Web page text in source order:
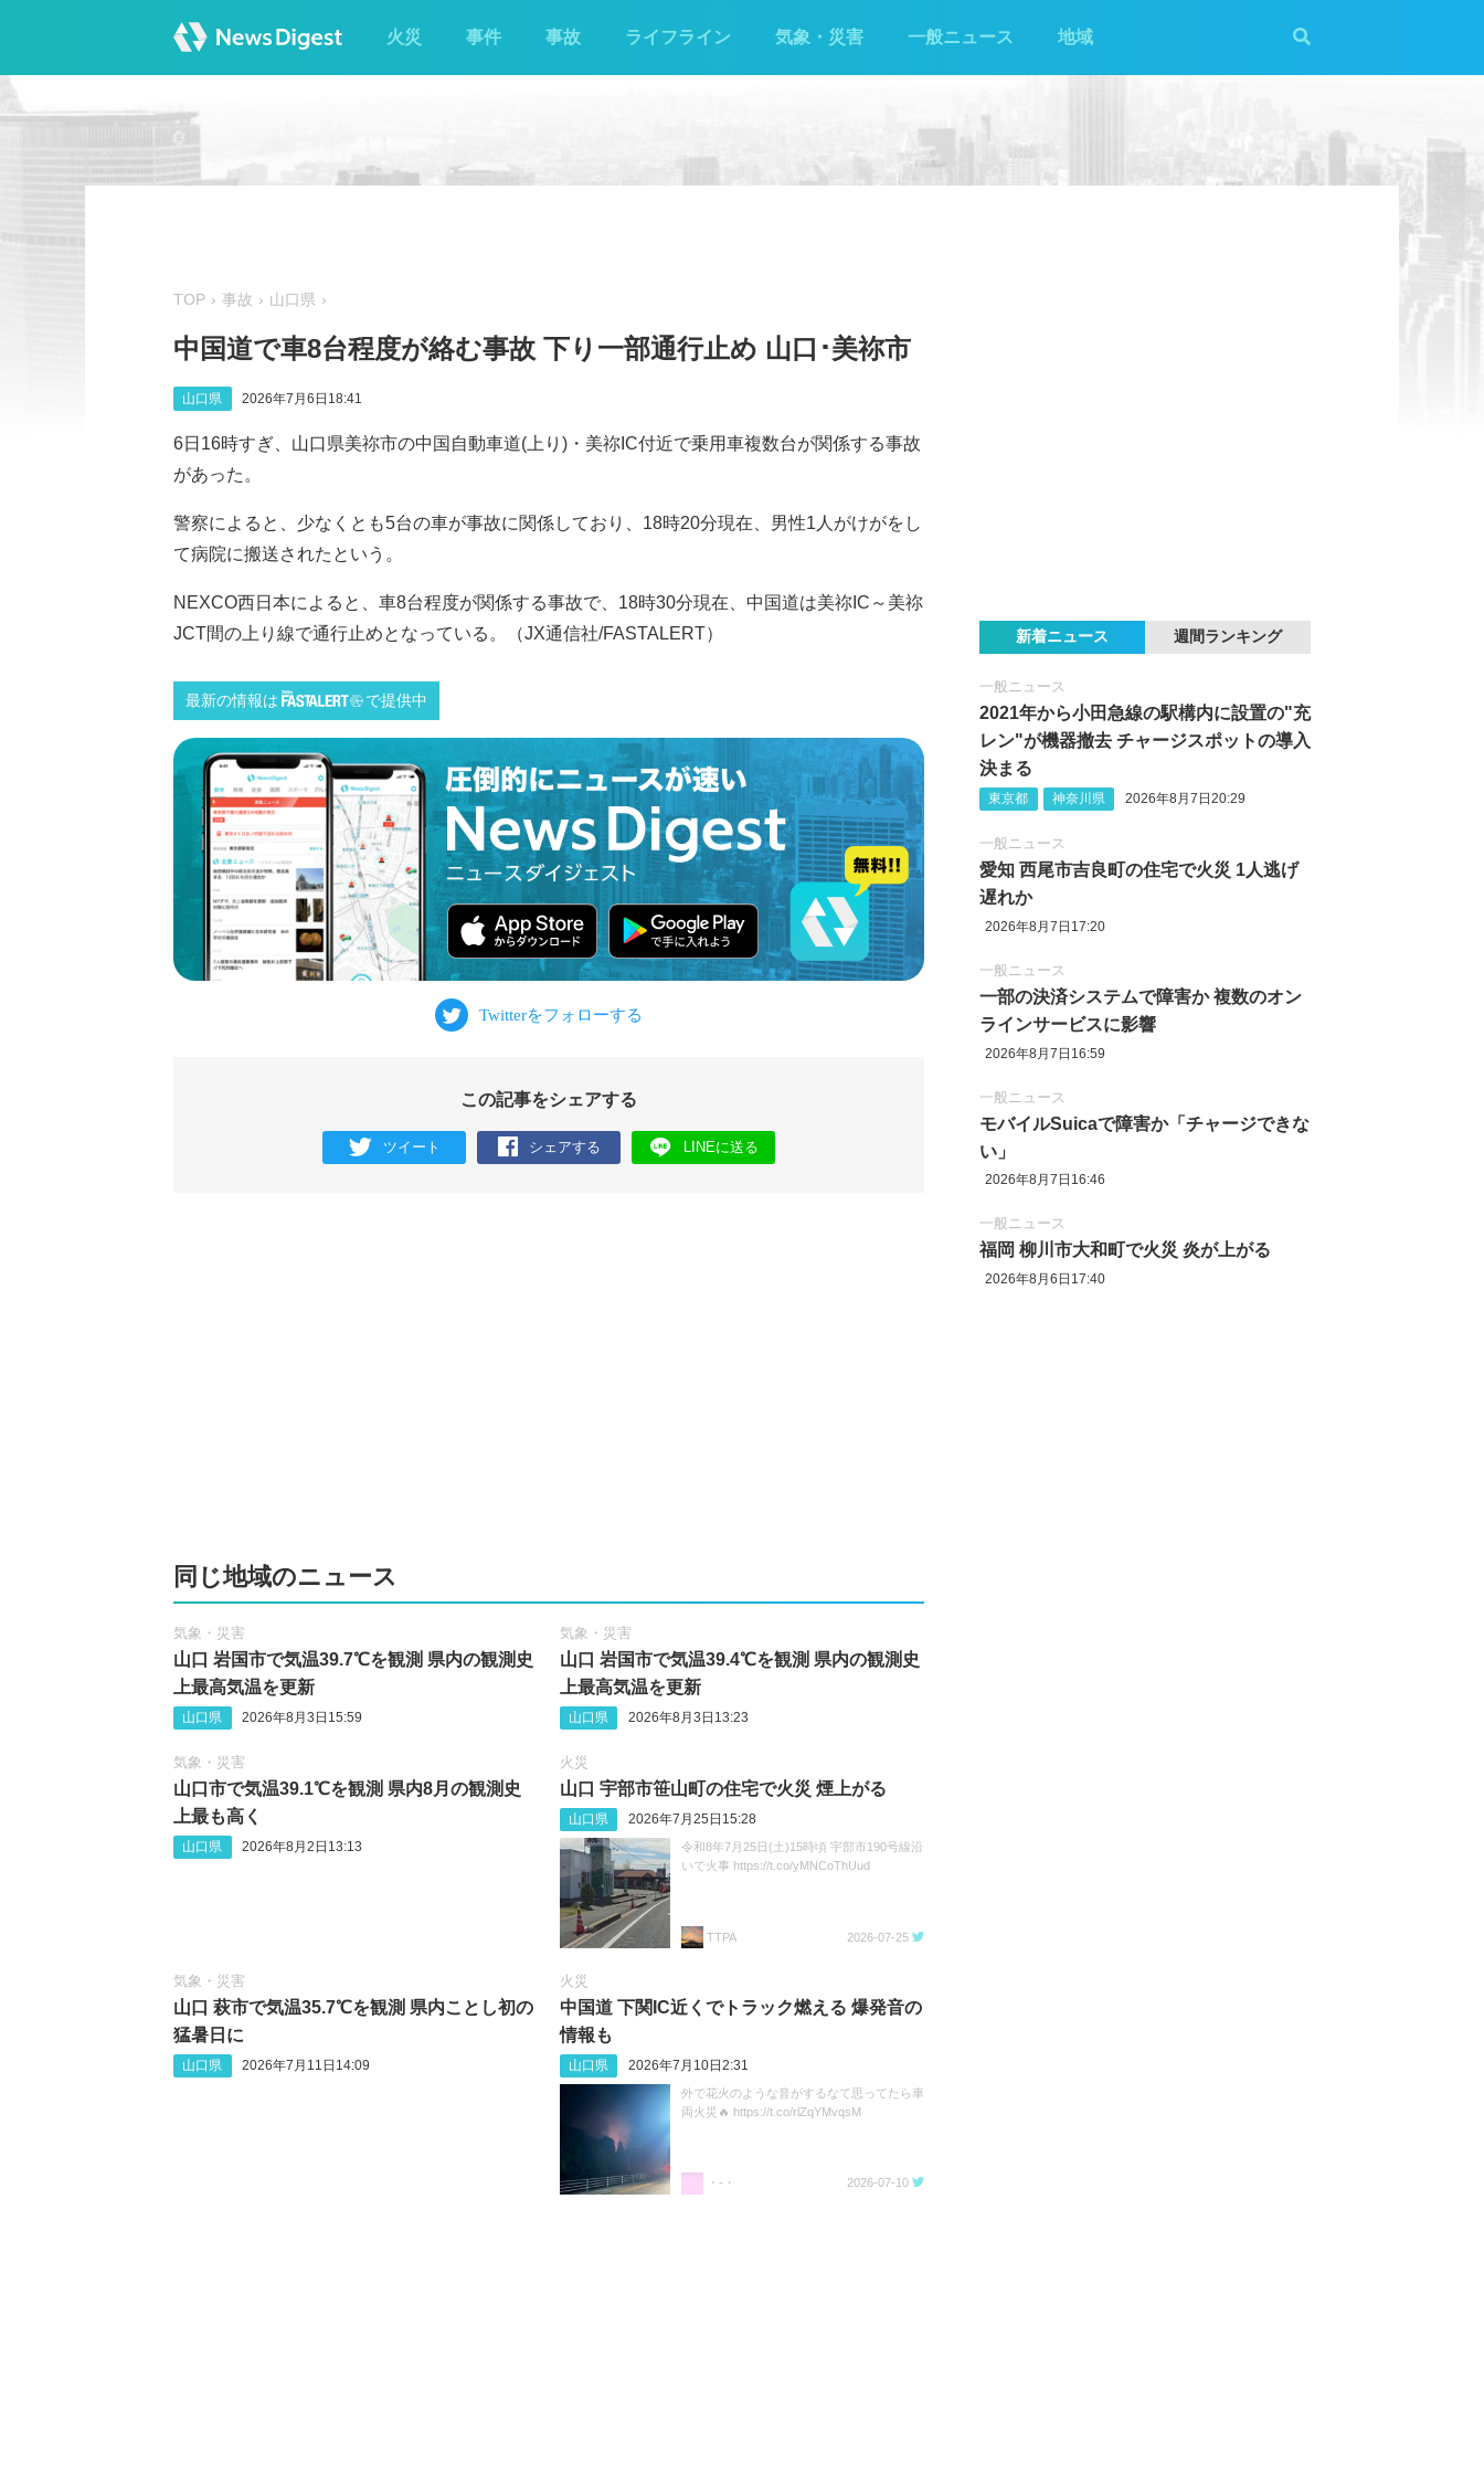
火災 事件 事故 ライフライン 気象・災害 一般ニュース 地域
TOP 事故 山口県
中国道で車8台程度が絡む事故 下り一部通行止め 山口‪･‬美祢市
山口県 2026年7月6日18:41
6日16時すぎ、山口県美祢市の中国自動車道(上り)・美祢IC付近で乗用車複数台が関係する事故
があった。
警察によると、少なくとも5台の車が事故に関係しており、18時20分現在、男性1人がけがをし
て病院に搬送されたという。
NEXCO西日本によると、車8台程度が関係する事故で、18時30分現在、中国道は美祢IC～美祢
JCT間の上り線で通行止めとなっている。（JX通信社/FASTALERT）
最新の情報は で提供中
この記事をシェアする
ツイート シェアする LINEに送る
同じ地域のニュース
気象・災害
山口 岩国市で気温39.7℃を観測 県内の観測史
上最高気温を更新
山口県 2026年8月3日15:59
気象・災害
山口 岩国市で気温39.4℃を観測 県内の観測史
上最高気温を更新
山口県 2026年8月3日13:23
気象・災害
山口市で気温39.1℃を観測 県内8月の観測史
上最も高く
山口県 2026年8月2日13:13
火災
山口 宇部市笹山町の住宅で火災 煙上がる
山口県 2026年7月25日15:28
令和8年7月25日(土)15時頃 宇部市190号線沿
いで火事 https://t.co/yMNCoThUud
TTPA 2026-07-25
気象・災害
山口 萩市で気温35.7℃を観測 県内ことし初の
猛暑日に
山口県 2026年7月11日14:09
火災
中国道 下関IC近くでトラック燃える 爆発音の
情報も
山口県 2026年7月10日2:31
外で花火のような音がするなて思ってたら車
両火災🔥 https://t.co/rlZqYMvqsM
・-・ 2026-07-10
新着ニュース 週間ランキング
一般ニュース
2021年から小田急線の駅構内に設置の"充
レン"が機器撤去 チャージスポットの導入
決まる
東京都 神奈川県 2026年8月7日20:29
一般ニュース
愛知 西尾市吉良町の住宅で火災 1人逃げ
遅れか
2026年8月7日17:20
一般ニュース
一部の決済システムで障害か 複数のオン
ラインサービスに影響
2026年8月7日16:59
一般ニュース
モバイルSuicaで障害か「チャージできな
い」
2026年8月7日16:46
一般ニュース
福岡 柳川市大和町で火災 炎が上がる
2026年8月6日17:40